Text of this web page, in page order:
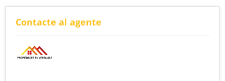
Contacte al agente